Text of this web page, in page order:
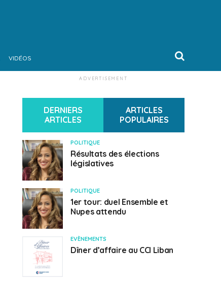
VIDÉOS
ADVERTISEMENT
DERNIERS
ARTICLES
ARTICLES
POPULAIRES
POLITIQUE
Résultats des élections
législatives
POLITIQUE
1er tour: duel Ensemble et
Nupes attendu
EVÈNEMENTS
Dîner d’affaire au CCI Liban